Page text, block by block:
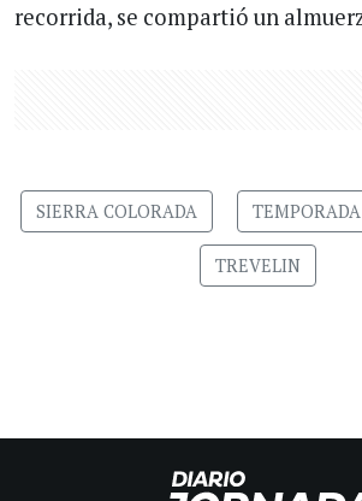
recorrida, se compartió un
SIERRA COLORADA
TREVELIN